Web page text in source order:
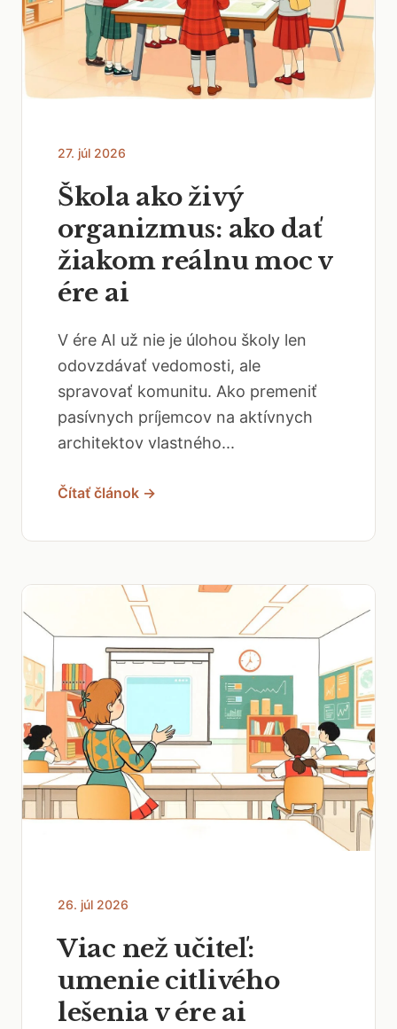
27. júl 2026
Škola ako živý
organizmus: ako dať
žiakom reálnu moc v
ére ai
V ére AI už nie je úlohou školy len
odovzdávať vedomosti, ale
spravovať komunitu. Ako premeniť
pasívnych príjemcov na aktívnych
architektov vlastného...
Čítať článok →
26. júl 2026
Viac než učiteľ:
umenie citlivého
lešenia v ére ai